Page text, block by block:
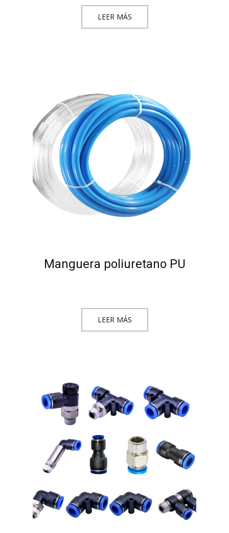
LEER MÁS
Manguera poliuretano PU
LEER MÁS